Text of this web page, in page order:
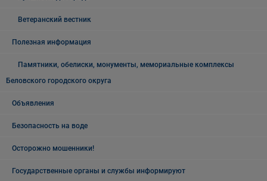
Ветеранский вестник
Полезная информация
Памятники, обелиски, монументы, мемориальные комплексы
Беловского городского округа
Объявления
Безопасность на воде
Осторожно мошенники!
Государственные органы и службы информируют